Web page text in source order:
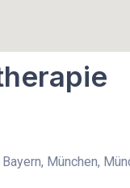
München,